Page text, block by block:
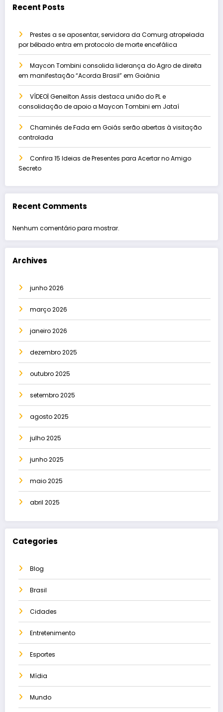
Recent Posts
Prestes a se aposentar, servidora da Comurg atropelada
por bêbado entra em protocolo de morte encefálica
Maycon Tombini consolida liderança do Agro de direita
em manifestação “Acorda Brasil” em Goiânia
VÍDEO| Geneilton Assis destaca união do PL e
consolidação de apoio a Maycon Tombini em Jataí
Chaminés de Fada em Goiás serão abertas à visitação
controlada
Confira 15 Ideias de Presentes para Acertar no Amigo
Secreto
Recent Comments
Nenhum comentário para mostrar.
Archives
junho 2026
março 2026
janeiro 2026
dezembro 2025
outubro 2025
setembro 2025
agosto 2025
julho 2025
junho 2025
maio 2025
abril 2025
Categories
Blog
Brasil
Cidades
Entretenimento
Esportes
Mídia
Mundo